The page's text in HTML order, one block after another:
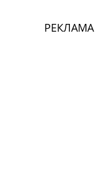
РЕКЛАМА